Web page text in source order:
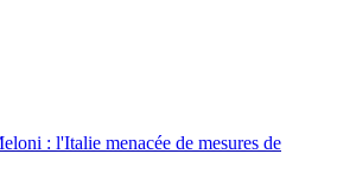
: l'Italie menacée de mesures de